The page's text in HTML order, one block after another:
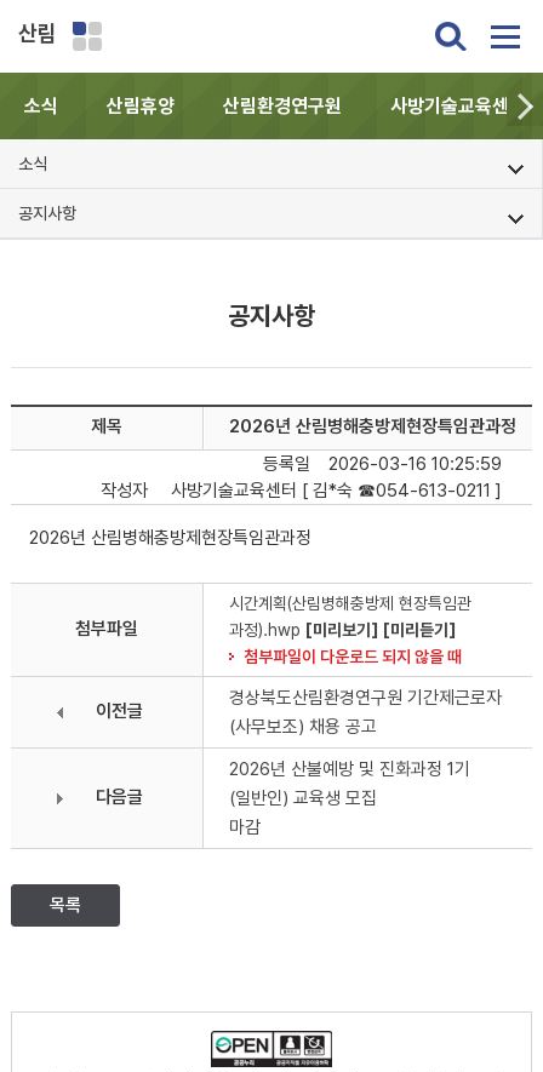
산림
소식 산림휴양 산림환경연구원 사방기술교육센터
소식
공지사항
공지사항
제목
2026년 산림병해충방제현장특임관과정
등록일
2026-03-16 10:25:59
작성자
사방기술교육센터 [ 김*숙 ☎054-613-0211 ]
2026년 산림병해충방제현장특임관과정
첨부파일
시간계획(산림병해충방제 현장특임관
과정).hwp [미리보기]
[미리듣기]
첨부파일이 다운로드 되지 않을 때
이전글
경상북도산림환경연구원 기간제근로자
(사무보조) 채용 공고
다음글
2026년 산불예방 및 진화과정 1기
(일반인) 교육생 모집
마감
목록